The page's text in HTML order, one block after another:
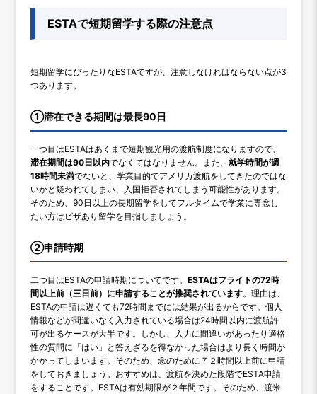
ESTAで短期留学する際の注意点
短期留学にぴったりなESTAですが、注意しなければならない点が3
つあります。
①滞在できる期間は最長90日
一つ目はESTAはあくまで短期観光用の渡航制度になりますので、
滞在期間は90日以内でなくてはなりません。また、 就学時間が週
18時間未満でないと、学業目的でアメリカ渡航をしてきたのではな
いかと疑われてしまい、入国拒否されてしまう可能性があります。
そのため、90日以上の長期留学をしてフルタイムで学業に専念し
たい方はビザあり留学を目指しましょう。
②申請時期
二つ目はESTAの申請時期についてです。 ESTAはフライトの72時
間以上前（三日前）に申請することが推奨されています。理由は、
ESTAの申請は遅くても72時間までには結果が出るからです。個人
情報などが間違いなく入力されている場合は24時間以内に渡航許
可が出るケースが大半です。しかし、入力に間違いがあったり適格
性の質問に「はい」と答えざるを得なかった場合はより長く時間が
かかってしまいます。そのため、念のために７２時間以上前に申請
をしておきましょう。おすすめは、渡航を決めた段階でESTA申請
をすることです。ESTAは有効期限が２年間です。そのため、渡米